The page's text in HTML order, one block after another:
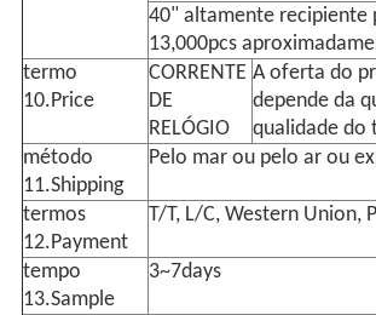
40" altamente recipiente
13,000pcs
termo
10.Price
CORRENTE
DE
RELÓGIO
A oferta do
depende da
qualidade do
método
11.Shipping
Pelo mar ou pelo ar ou
termos
12.Payment
T/T, L/C, Western Union,
tempo
13.Sample
3~7days